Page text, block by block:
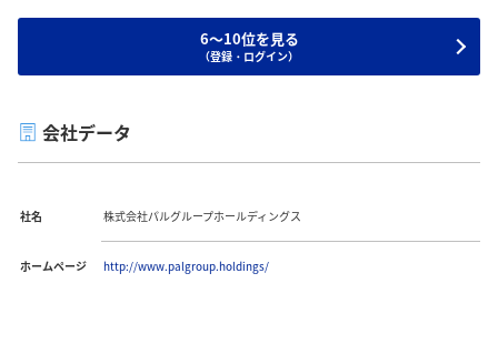
6～10位を見る
（登録・ログイン）
会社データ
社名 株式会社パルグループホールディングス
ホームページ http://www.palgroup.holdings/